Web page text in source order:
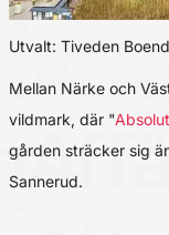
Utvalt: Tiveden
Mellan Närke och
vildmark, där "
gården sträcker sig
Sannerud.